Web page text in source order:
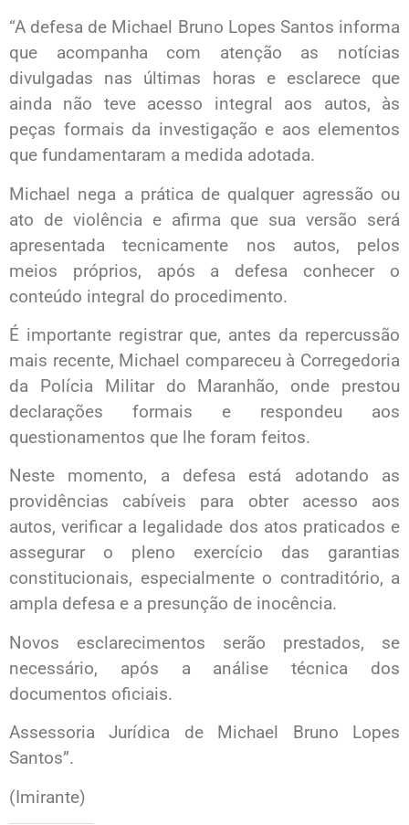
“A defesa de Michael Bruno Lopes Santos informa
que acompanha com atenção as notícias
divulgadas nas últimas horas e esclarece que
ainda não teve acesso integral aos autos, às
peças formais da investigação e aos elementos
que fundamentaram a medida adotada.
Michael nega a prática de qualquer agressão ou
ato de violência e afirma que sua versão será
apresentada tecnicamente nos autos, pelos
meios próprios, após a defesa conhecer o
conteúdo integral do procedimento.
É importante registrar que, antes da repercussão
mais recente, Michael compareceu à Corregedoria
da Polícia Militar do Maranhão, onde prestou
declarações formais e respondeu aos
questionamentos que lhe foram feitos.
Neste momento, a defesa está adotando as
providências cabíveis para obter acesso aos
autos, verificar a legalidade dos atos praticados e
assegurar o pleno exercício das garantias
constitucionais, especialmente o contraditório, a
ampla defesa e a presunção de inocência.
Novos esclarecimentos serão prestados, se
necessário, após a análise técnica dos
documentos oficiais.
Assessoria Jurídica de Michael Bruno Lopes
Santos”.
(Imirante)